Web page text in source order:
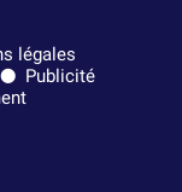
légales
Publicité